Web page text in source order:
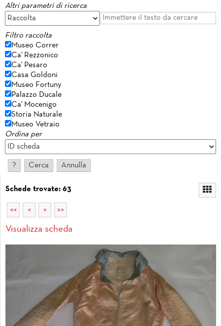
Altri parametri di ricerca
Filtro raccolta
Museo Correr
Ca' Rezzonico
Ca' Pesaro
Casa Goldoni
Museo Fortuny
Palazzo Ducale
Ca' Mocenigo
Storia Naturale
Museo Vetraio
Ordina per
Schede trovate: 63
<< < > >>
Visualizza scheda